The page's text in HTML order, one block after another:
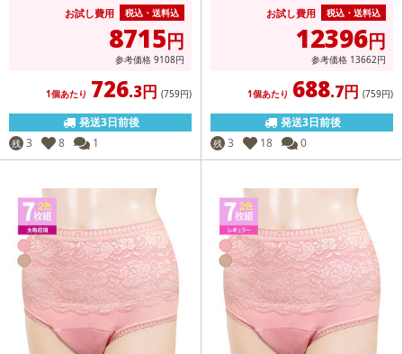
お試し費用 税込・送料込
8715円
参考価格 9108円
1個あたり 726.3円 (759円)
発送3日前後
残 3 8 1
お試し費用 税込・送料込
12396円
参考価格 13662円
1個あたり 688.7円 (759円)
発送3日前後
残 3 18 0